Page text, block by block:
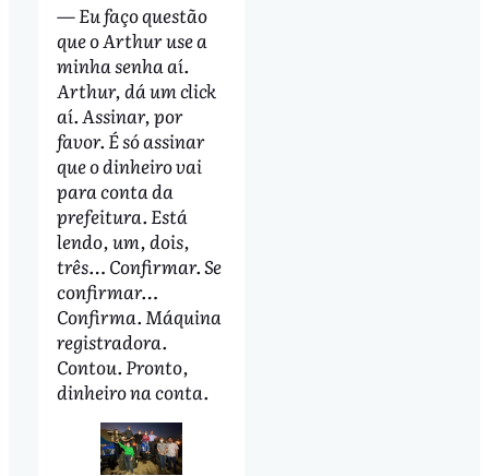
— Eu faço questão
que o Arthur use a
minha senha aí.
Arthur, dá um click
aí. Assinar, por
favor. É só assinar
que o dinheiro vai
para conta da
prefeitura. Está
lendo, um, dois,
três… Confirmar. Se
confirmar…
Confirma. Máquina
registradora.
Contou. Pronto,
dinheiro na conta.